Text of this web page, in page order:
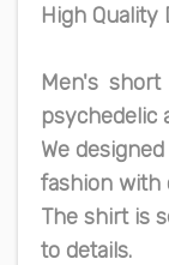
High Quality
Men's
psychedelic
We
The shirt is
to details.